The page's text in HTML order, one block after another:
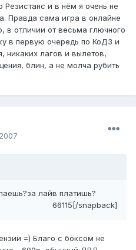
Резистанс и в нём я очень не
Правда сама игра в онлайне
в отличии от весьма глючного
в первую очередь по КоД3 и
никаких лагов и вылетов,
блин, а не молча рубить
лайв платишь?
66115[/snapback]
=) Благо с боксом не